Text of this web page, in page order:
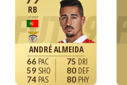
RB
ANDRÉ ALMEIDA
66
59
74
75
80
80